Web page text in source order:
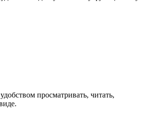
просматривать, читать,